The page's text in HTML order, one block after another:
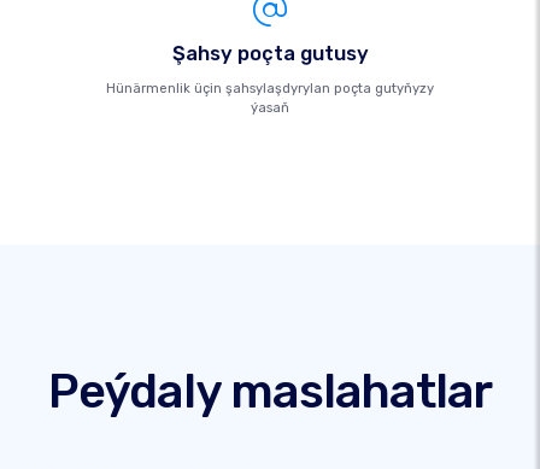
Şahsy poçta gutusy
Hünärmenlik üçin şahsylaşdyrylan poçta gutyňyzy
ýasaň
Peýdaly maslahatlar